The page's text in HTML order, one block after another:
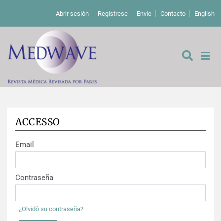
Abrir sesión Regístrese Envíe Contacto English
De los editores
Editoriales
Comentarios
Cartas a los editores
Estudios originales
Estudios cualitativos
Análisis
ACCESSO
Email
Contraseña
¿Olvidó su contraseña?